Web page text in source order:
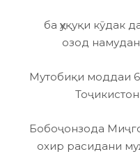
ба ҳуқуқи кӯдак
озод
Мутобиқи моддаи
Бобоҷонзода
охир расидани